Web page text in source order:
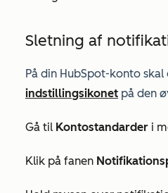
Sletning af
På din HubSpot-konto
indstillingsikonet på den
Gå til Kontostandarder i
Klik på fanen